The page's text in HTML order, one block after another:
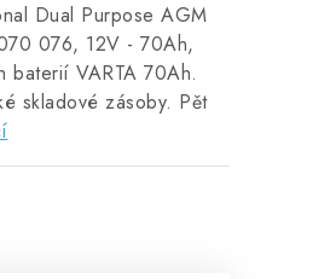
Dual Purpose AGM
076, 12V - 70Ah,
baterií VARTA 70Ah.
skladové zásoby. Pět